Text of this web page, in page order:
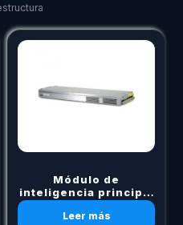
Módulo de
inteligencia principal
para Symmetra RM de
APC
Leer más